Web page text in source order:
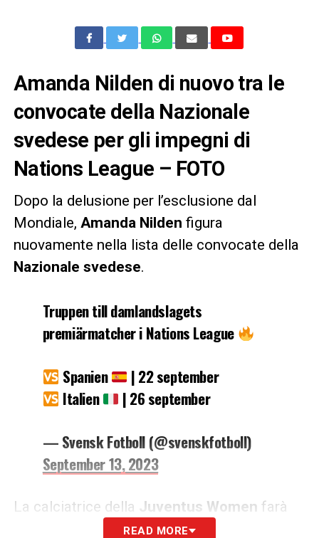
Amanda Nilden di nuovo tra le
convocate della Nazionale
svedese per gli impegni di
Nations League – FOTO
Dopo la delusione per l’esclusione dal
Mondiale, Amanda Nilden figura
nuovamente nella lista delle convocate della
Nazionale svedese.
Truppen till damlandslagets
premiärmatcher i Nations League
Spanien
| 22 september
Italien
| 26 september
— Svensk Fotboll (@svenskfotboll)
September 13, 2023
La calciatrice della Juventus Women farà
parte della rosa per gli impegni di
READ MORE